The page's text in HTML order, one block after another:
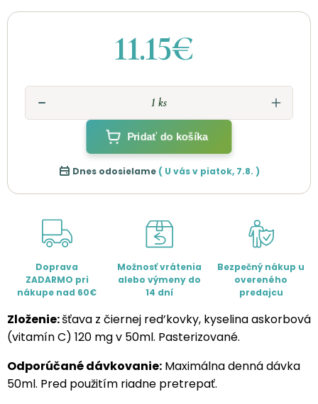
11.15€
Pridať do košíka
Dnes odosielame ( U vás v piatok, 7.8. )
Doprava
ZADARMO pri
nákupe nad 60€
Možnosť vrátenia
alebo výmeny do
14 dní
Bezpečný nákup u
overeného
predajcu
Zloženie:šťava z čiernej red’kovky, kyselina askorbová
(vitamín C) 120 mg v 50ml. Pasterizované.
Odporúčané dávkovanie: Maximálna denná dávka
50ml. Pred použitím riadne pretrepať.